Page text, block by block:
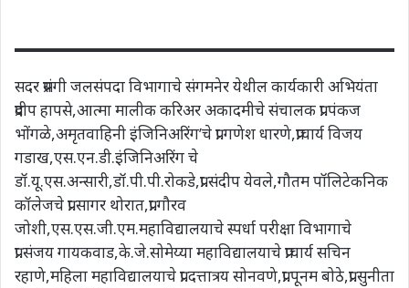
सदर प्रसंगी जलसंपदा विभागाचे संगमनेर येथील कार्यकारी अभियंता
प्रदीप हापसे,आत्मा मालीक करिअर अकादमीचे संचालक प्रा.पंकज
भोंगळे,अमृतवाहिनी इंजिनिअरिंग’चे प्रा.गणेश धारणे,प्राचार्य विजय
गडाख,एस.एन.डी.इंजिनिअरिंग चे
डॉ.यू.एस.अन्सारी,डॉ.पी.पी.रोकडे,प्रा.संदीप येवले,गौतम पॉलिटेकनिक
कॉलेजचे प्रा.सागर थोरात,प्रा.गौरव
जोशी,एस.एस.जी.एम.महाविद्यालयाचे स्पर्धा परीक्षा विभागाचे
प्रा.संजय गायकवाड,के.जे.सोमेय्या महाविद्यालयाचे प्राचार्य सचिन
रहाणे,महिला महाविद्यालयाचे प्रा.दत्तात्रय सोनवणे,प्रा.पूनम बोठे,प्रा.सुनीता